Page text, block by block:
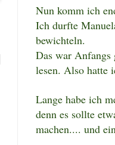
Nun komm ich
Ich durfte
bewichteln.
Das war
lesen. Also hatte
Lange habe ich
denn es sollte
machen.... und